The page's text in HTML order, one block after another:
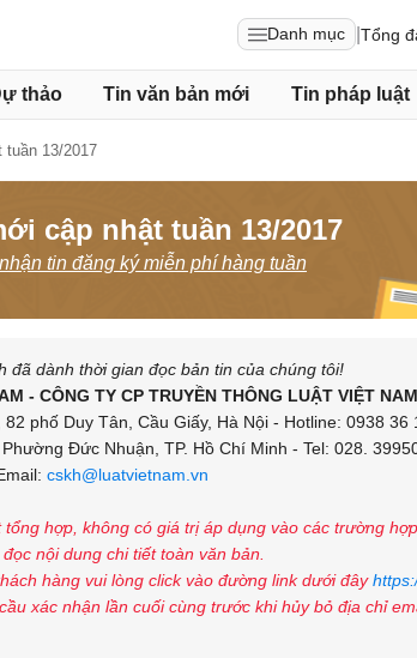
Danh mục Tổng
thảo Tin văn bản mới Tin pháp luật
tuần 13/2017
cập nhật tuần 13/2017
tin đăng ký miễn phí hàng tuần
đã dành thời gian đọc bản tin của chúng tôi!
- CÔNG TY CP TRUYỀN THÔNG LUẬT VIỆT NAM
phố Duy Tân, Cầu Giấy, Hà Nội - Hotline: 0938 36
Đức Nhuận, TP. Hồ Chí Minh - Tel: 028.
cskh@luatvietnam.vn
hợp, không có giá trị áp dụng vào các trường
nội dung chi tiết toàn văn bản.
hàng vui lòng click vào đường link dưới đây
xác nhận lần cuối cùng trước khi hủy bỏ địa chỉ